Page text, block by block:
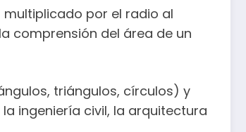
multiplicado por el radio al
comprensión del área de un
triángulos, círculos) y
ingeniería civil, la arquitectura